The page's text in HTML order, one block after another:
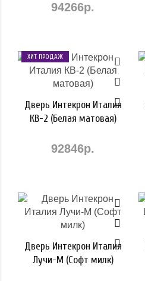
94266р.
ХИТ ПРОДАЖ
Дверь Интекрон Италия
КВ-2 (Белая матовая)
92846р.
Дверь Интекрон Италия
Лучи-М (Софт милк)